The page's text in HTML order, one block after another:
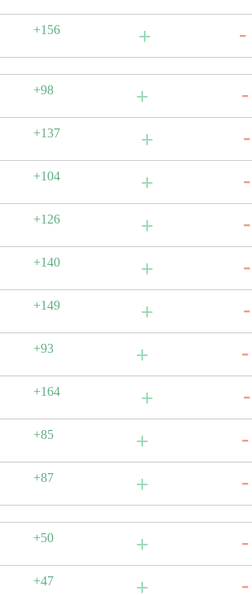
+156
+98
+137
+104
+126
+140
+149
+93
+164
+85
+87
+50
+47